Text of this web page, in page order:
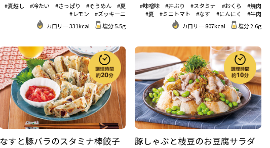
#夏越し #冷たい #さっぱり #そうめん
#夏
#レモン
#ズッキーニ
カロリー 331kcal
塩分 5.5g
#味噌味 #丼ぶり #スタミナ #おくら
#焼肉
#夏
#ミニトマト #なす #にんにく
#牛肉
カロリー 807kcal
塩分 2.6g
なすと豚バラのスタミナ棒餃子 豚しゃぶと枝豆のお豆腐サラダ